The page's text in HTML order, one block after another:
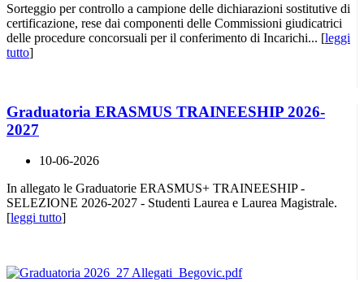
Sorteggio per controllo a campione delle dichiarazioni sostitutive di
certificazione, rese dai componenti delle Commissioni giudicatrici
delle procedure concorsuali per il conferimento di Incarichi... [leggi
tutto]
Graduatoria ERASMUS TRAINEESHIP 2026-
2027
10-06-2026
In allegato le Graduatorie ERASMUS+ TRAINEESHIP -
SELEZIONE 2026-2027 - Studenti Laurea e Laurea Magistrale.
[leggi tutto]